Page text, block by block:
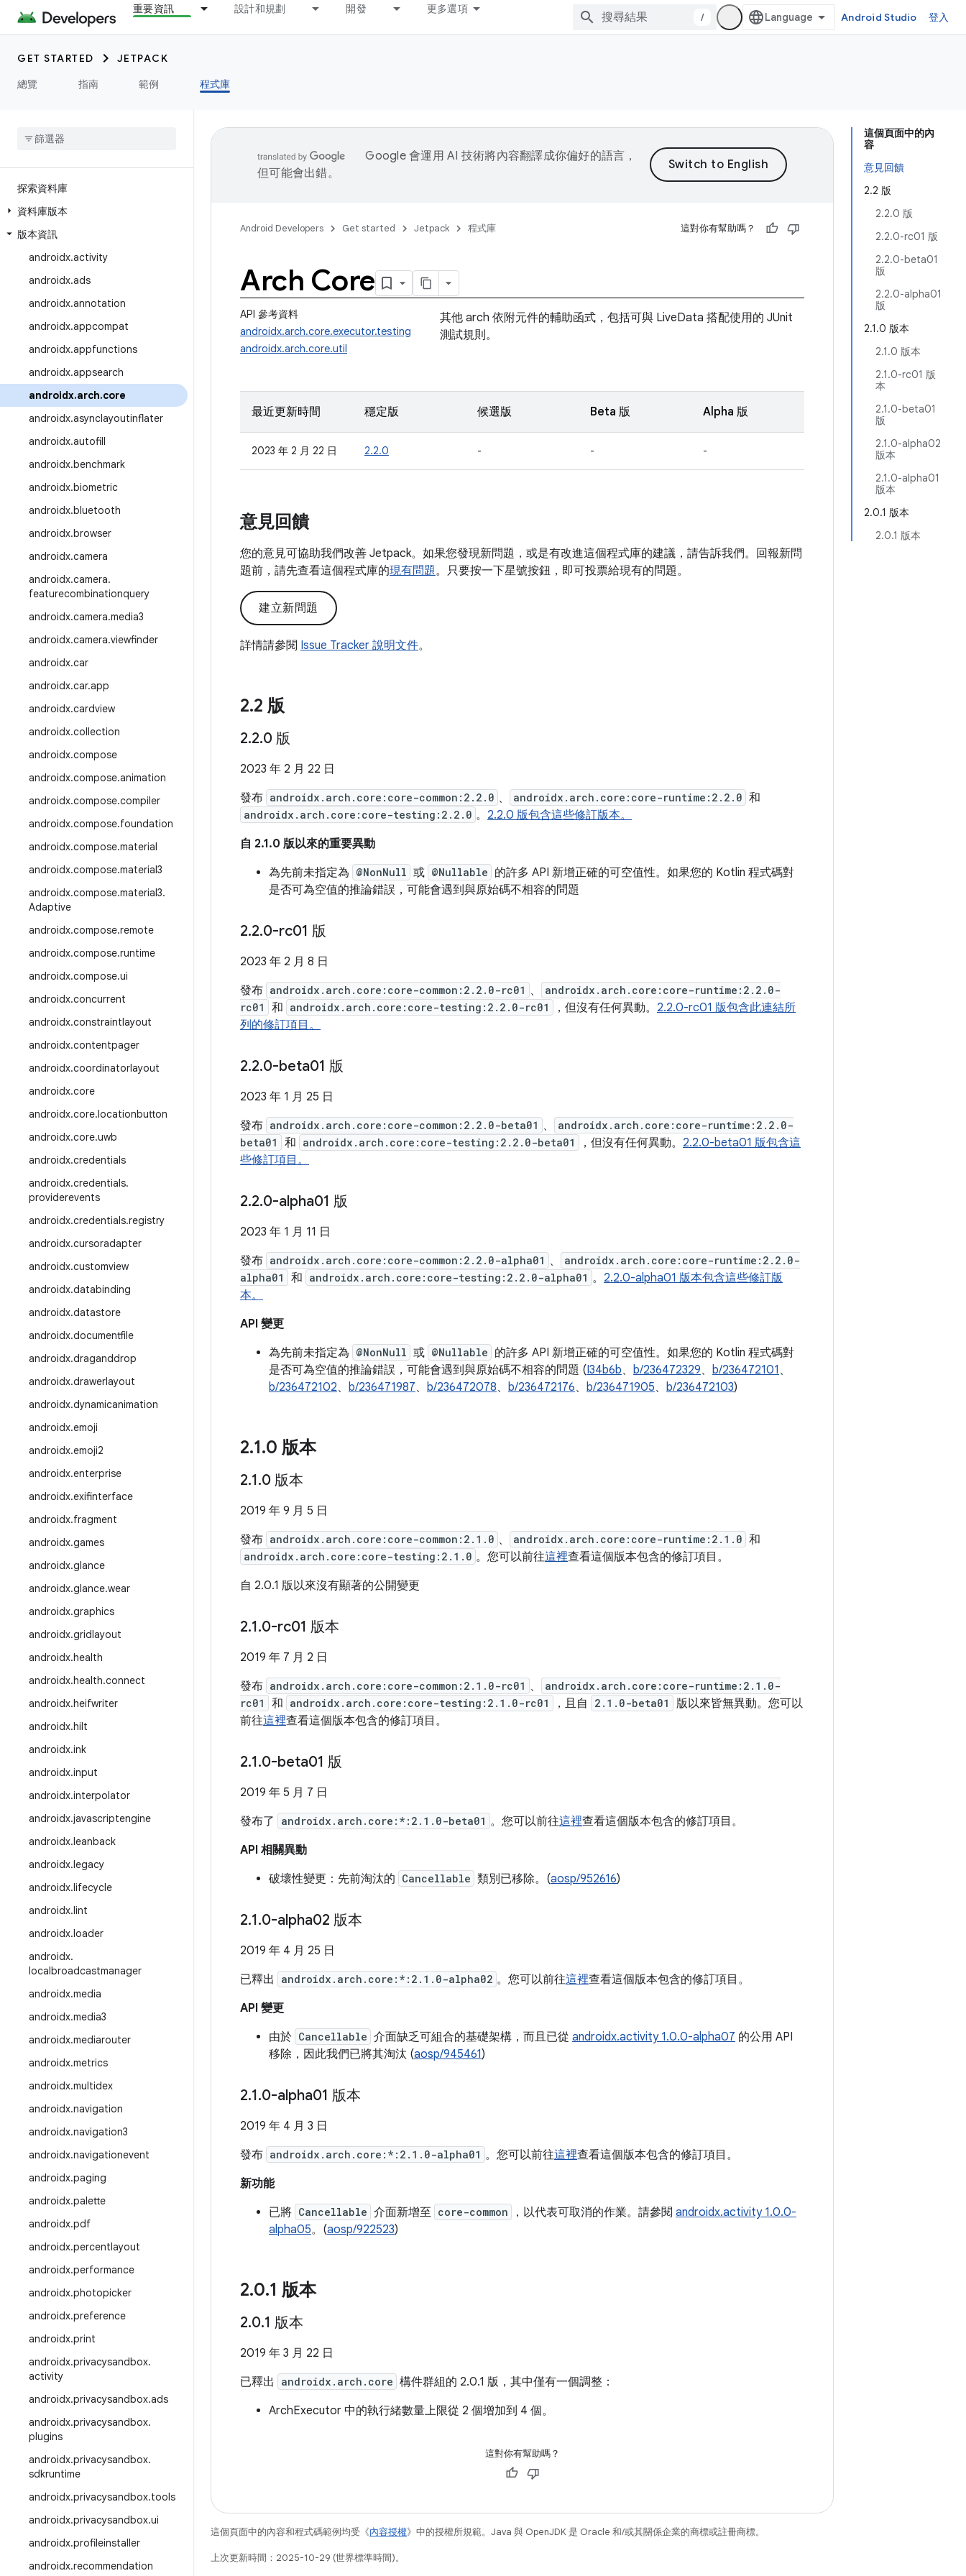
重要資訊 設計和規劃 開發 更多選項
/ Android Studio 登入
GET STARTED
JETPACK
總覽
指南 範例 程式庫
探索資料庫
資料庫版本
版本資訊
androidx.activity
androidx.ads
androidx.annotation
androidx.appcompat
androidx.appfunctions
androidx.appsearch
androidx.arch.core
androidx.asynclayoutinflater
androidx.autofill
androidx.benchmark
androidx.biometric
androidx.bluetooth
androidx.browser
androidx.camera
androidx.camera.
featurecombinationquery
androidx.camera.media3
androidx.camera.viewfinder
androidx.car
androidx.car.app
androidx.cardview
androidx.collection
androidx.compose
androidx.compose.animation
androidx.compose.compiler
androidx.compose.foundation
androidx.compose.material
androidx.compose.material3
androidx.compose.material3.
Adaptive
androidx.compose.remote
androidx.compose.runtime
androidx.compose.ui
androidx.concurrent
androidx.constraintlayout
androidx.contentpager
androidx.coordinatorlayout
androidx.core
androidx.core.locationbutton
androidx.core.uwb
androidx.credentials
androidx.credentials.
providerevents
androidx.credentials.registry
androidx.cursoradapter
androidx.customview
androidx.databinding
androidx.datastore
androidx.documentfile
androidx.draganddrop
androidx.drawerlayout
androidx.dynamicanimation
androidx.emoji
androidx.emoji2
androidx.enterprise
androidx.exifinterface
androidx.fragment
androidx.games
androidx.glance
androidx.glance.wear
androidx.graphics
androidx.gridlayout
androidx.health
androidx.health.connect
androidx.heifwriter
androidx.hilt
androidx.ink
androidx.input
androidx.interpolator
androidx.javascriptengine
androidx.leanback
androidx.legacy
androidx.lifecycle
androidx.lint
androidx.loader
androidx.
localbroadcastmanager
androidx.media
androidx.media3
androidx.mediarouter
androidx.metrics
androidx.multidex
androidx.navigation
androidx.navigation3
androidx.navigationevent
androidx.paging
androidx.palette
androidx.pdf
androidx.percentlayout
androidx.performance
androidx.photopicker
androidx.preference
androidx.print
androidx.privacysandbox.
activity
androidx.privacysandbox.ads
androidx.privacysandbox.
plugins
androidx.privacysandbox.
sdkruntime
androidx.privacysandbox.tools
androidx.privacysandbox.ui
androidx.profileinstaller
androidx.recommendation
這個頁面中的內
容
意見回饋
2.2 版
2.2.0 版
2.2.0-rc01 版
2.2.0-beta01
版
2.2.0-alpha01
版
2.1.0 版本
2.1.0 版本
2.1.0-rc01 版
本
2.1.0-beta01
版
2.1.0-alpha02
版本
2.1.0-alpha01
版本
2.0.1 版本
2.0.1 版本
Google 會運用 AI 技術將內容翻譯成你偏好的語言，
但可能會出錯。
Android Developers Get started Jetpack 程式庫 這對你有幫助嗎？
Arch Core
API 參考資料
androidx.arch.core.executor.testing
androidx.arch.core.util
其他 arch 依附元件的輔助函式，包括可與 LiveData 搭配使用的 JUnit
測試規則。
最近更新時間 穩定版 候選版 Beta 版 Alpha 版
2023 年 2 月 22 日 2.2.0 - - -
意見回饋
您的意見可協助我們改善 Jetpack。如果您發現新問題，或是有改進這個程式庫的建議，請告訴我們。回報新問
題前，請先查看這個程式庫的現有問題。只要按一下星號按鈕，即可投票給現有的問題。
建立新問題
詳情請參閱 Issue Tracker 說明文件。
2.2 版
2.2.0 版
2023 年 2 月 22 日
發布 androidx.arch.core:core-common:2.2.0 、 androidx.arch.core:core-runtime:2.2.0 和
androidx.arch.core:core-testing:2.2.0 。 2.2.0 版包含這些修訂版本。
自 2.1.0 版以來的重要異動
為先前未指定為 @NonNull 或 @Nullable 的許多 API 新增正確的可空值性。如果您的 Kotlin 程式碼對
是否可為空值的推論錯誤，可能會遇到與原始碼不相容的問題
2.2.0-rc01 版
2023 年 2 月 8 日
發布 androidx.arch.core:core-common:2.2.0-rc01 、
androidx.arch.core:core-runtime:2.2.0-
rc01
和 androidx.arch.core:core-testing:2.2.0-rc01 ，但沒有任何異動。 2.2.0-rc01 版包含此連結所
列的修訂項目。
2.2.0-beta01 版
2023 年 1 月 25 日
發布 androidx.arch.core:core-common:2.2.0-beta01 、
androidx.arch.core:core-runtime:2.2.0-
beta01
和 androidx.arch.core:core-testing:2.2.0-beta01 ，但沒有任何異動。 2.2.0-beta01 版包含這
些修訂項目。
2.2.0-alpha01 版
2023 年 1 月 11 日
發布 androidx.arch.core:core-common:2.2.0-alpha01 、
androidx.arch.core:core-runtime:2.2.0-
alpha01
和 androidx.arch.core:core-testing:2.2.0-alpha01 。 2.2.0-alpha01 版本包含這些修訂版
本。
API 變更
為先前未指定為 @NonNull 或 @Nullable 的許多 API 新增正確的可空值性。如果您的 Kotlin 程式碼對
是否可為空值的推論錯誤，可能會遇到與原始碼不相容的問題 (I34b6b、 b/236472329、 b/236472101 、
b/236472102、 b/236471987、 b/236472078、 b/236472176、 b/236471905、 b/236472103)
2.1.0 版本
2.1.0 版本
2019 年 9 月 5 日
發布 androidx.arch.core:core-common:2.1.0 、 androidx.arch.core:core-runtime:2.1.0 和
androidx.arch.core:core-testing:2.1.0 。您可以前往這裡查看這個版本包含的修訂項目。
自 2.0.1 版以來沒有顯著的公開變更
2.1.0-rc01 版本
2019 年 7 月 2 日
發布 androidx.arch.core:core-common:2.1.0-rc01 、
androidx.arch.core:core-runtime:2.1.0-
rc01
和 androidx.arch.core:core-testing:2.1.0-rc01 ，且自 2.1.0-beta01
版以來皆無異動。您可以
前往這裡查看這個版本包含的修訂項目。
2.1.0-beta01 版
2019 年 5 月 7 日
發布了
androidx.arch.core:*:2.1.0-beta01 。您可以前往這裡查看這個版本包含的修訂項目。
API 相關異動
破壞性變更：先前淘汰的 Cancellable 類別已移除。(aosp/952616)
2.1.0-alpha02 版本
2019 年 4 月 25 日
已釋出
androidx.arch.core:*:2.1.0-alpha02 。您可以前往這裡查看這個版本包含的修訂項目。
API 變更
由於 Cancellable 介面缺乏可組合的基礎架構，而且已從 androidx.activity 1.0.0-alpha07 的公用 API
移除，因此我們已將其淘汰 (aosp/945461)
2.1.0-alpha01 版本
2019 年 4 月 3 日
發布 androidx.arch.core:*:2.1.0-alpha01 。您可以前往這裡查看這個版本包含的修訂項目。
新功能
已將 Cancellable 介面新增至 core-common ，以代表可取消的作業。請參閱 androidx.activity 1.0.0-
alpha05。(aosp/922523)
2.0.1 版本
2.0.1 版本
2019 年 3 月 22 日
已釋出
androidx.arch.core 構件群組的 2.0.1 版，其中僅有一個調整：
ArchExecutor 中的執行緒數量上限從 2 個增加到 4 個。
這對你有幫助嗎？
這個頁面中的內容和程式碼範例均受《內容授權》中的授權所規範。Java 與 OpenJDK 是 Oracle 和/或其關係企業的商標或註冊商標。
上次更新時間：2025-10-29 (世界標準時間)。